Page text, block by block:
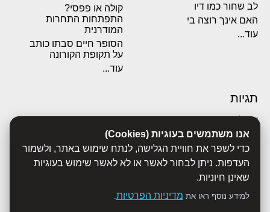
אנו משתמשים בעוגיות (Cookies)
כדי לשפר את חוויית הגלישה, לנתח שימוש באתר, ולשמור
העדפות. ניתן לבחור לאשר או לא לאשר שימוש בעוגיות
שאינן חיוניות.
למידע נוסף ראו את מדיניות הפרטיות.
לב שחור כמו דיו
האם אינך רוצה בי
עוד...
קולה או פפסי?
התפתחות התחרות
המודרנית
הסופר חיים סבתו כותב
על תקופת הקורונה
עוד...
תגיות
אבולוציה
אכסדרה
אנשים
ביוגרפיות
ביולוגיה
ג'רונימו סטילטון